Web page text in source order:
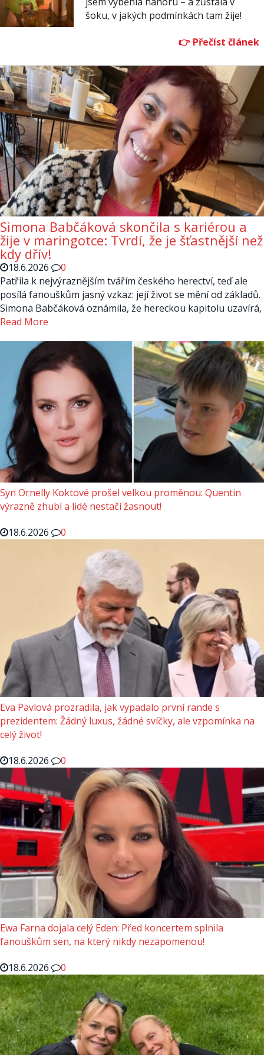
šoku, v jakých podmínkách tam žije!
Simona Babčáková skončila s kariérou a
žije v maringotce: Tvrdí, že je šťastnější než
kdy dřív!
18.6.2026
0
Patřila k nejvýraznějším tvářím českého herectví, teď ale
posílá fanouškům jasný vzkaz: její život se mění od základů.
Simona Babčáková oznámila, že hereckou kapitolu uzavírá,
Read More
Syn Ornelly Koktové prošel velkou proměnou: Quentin
výrazně zhubl a lidé nestačí žasnout!
18.6.2026
0
Eva Pavlová prozradila, jak vypadalo první rande s
prezidentem: Žádný luxus, žádné svíčky, ale vzpomínka na
celý život!
18.6.2026
0
Ewa Farna dojala celý Eden: Před koncertem splnila
fanouškům sen, na který nikdy nezapomenou!
18.6.2026
0